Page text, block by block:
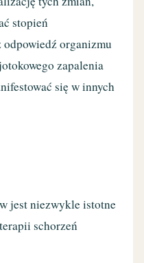
stopień
odpowiedź organizmu
zapalenia
się w innych
jest niezwykle istotne
schorzeń